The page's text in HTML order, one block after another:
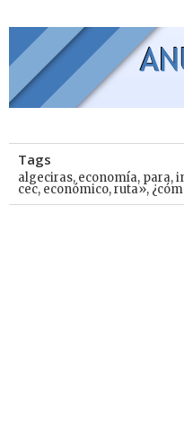
Tags
algeciras, economía, para,
cec, económico,ruta»,